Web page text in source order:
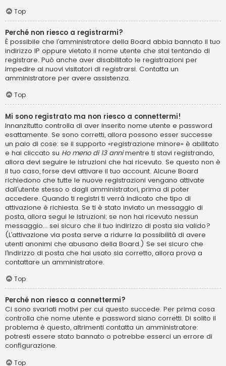
Top
Perché non riesco a registrarmi?
È possibile che l’amministratore della Board abbia bannato il tuo
indirizzo IP oppure vietato il nome utente che stai tentando di
registrare. Può anche aver disabilitato le registrazioni per
impedire ai nuovi visitatori di registrarsi. Contatta un
amministratore per avere assistenza.
Top
Mi sono registrato ma non riesco a connettermi!
Innanzitutto controlla di aver inserito nome utente e password
esattamente. Se sono corretti, allora possono esser successe
un paio di cose: se il supporto «registrazione minore» è abilitato
e hai cliccato su Ho meno di 13 annimentre ti stavi registrando,
allora devi seguire le istruzioni che hai ricevuto. Se questo non è
il tuo caso, forse devi attivare il tuo account. Alcune Board
richiedono che tutte le nuove registrazioni vengano attivate
dall’utente stesso o dagli amministratori, prima di poter
accedere. Quando ti registri ti verrà indicato che tipo di
attivazione è richiesta. Se ti è stato inviato un messaggio di
posta, allora segui le istruzioni; se non hai ricevuto nessun
messaggio... sei sicuro che il tuo indirizzo di posta sia valido?
(L’attivazione via posta serve a ridurre la possibilità di avere
utenti anonimi che abusano della Board.) Se sei sicuro che
l’indirizzo di posta che hai usato sia corretto, allora prova a
contattare un amministratore.
Top
Perché non riesco a connettermi?
Ci sono svariati motivi per cui questo succede. Per prima cosa
controlla che nome utente e password siano corretti. Di solito il
problema è questo, altrimenti contatta un amministratore:
potresti essere stato bannato o potrebbe esserci un errore di
configurazione.
Top